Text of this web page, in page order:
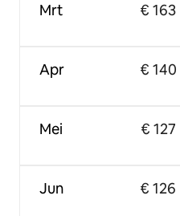
Mrt
Apr
Mei
Jun
€ 163
€ 140
€ 127
€ 126